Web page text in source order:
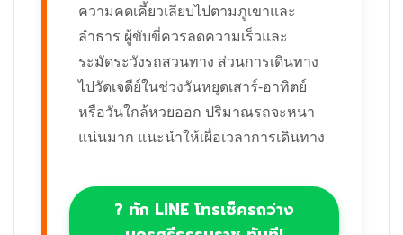
ความคดเคี้ยวเลียบไปตามภูเขาและ
ลำธาร ผู้ขับขี่ควรลดความเร็วและ
ระมัดระวังรถสวนทาง ส่วนการเดินทาง
ไปวัดเจดีย์ในช่วงวันหยุดเสาร์-อาทิตย์
หรือวันใกล้หวยออก ปริมาณรถจะหนา
แน่นมาก แนะนำให้เผื่อเวลาการเดินทาง
? ทัก LINE โทรเช็ครถว่าง